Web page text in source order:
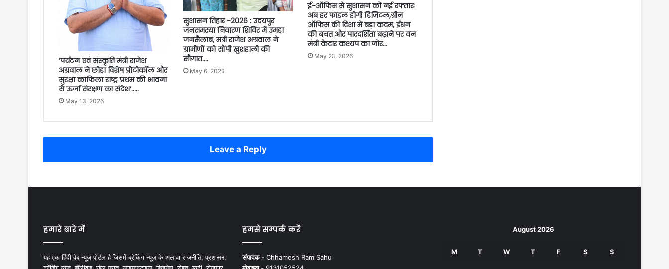
’पर्यटन एवं संस्कृति मंत्री राजेश
अग्रवाल ने छोड़ा विशेष प्रोटोकॉल और
सुरक्षा काफिला राष्ट्र प्रथम की भावना
से ऊर्जा संरक्षण का संदेश’…..
May 13, 2026
सुशासन तिहार -2026 : उदयपुर
जनसमस्या निवारण शिविर में उमड़ा
जनसैलाब, मंत्री राजेश अग्रवाल ने
ग्रामीणों को सौंपी खुशहाली की
सौगात….
May 6, 2026
ई-ऑफिस से सुशासन को नई रफ्तारः
अब हर फाइल होगी डिजिटल,ग्रीन
ऑफिस की दिशा में बड़ा कदम, ईंधन
की बचत और पारदर्शिता बढ़ाने पर वन
मंत्री केदार कश्यप का जोर…
May 23, 2026
Leave a Reply
हमारे बारे में
यह एक हिंदी वेब न्यूज़ पोर्टल है जिसमें ब्रेकिंग न्यूज़ के अलावा राजनीति, प्रशासन,
ट्रेंडिंग न्यूज, बॉलीवुड, खेल जगत, लाइफस्टाइल, बिजनेस, सेहत, ब्यूटी, रोजगार
हमसे सम्पर्क करें
संपादक -Chhamesh Ram Sahu
मोबाइल -9131052524
August 2026
M T W T F S S